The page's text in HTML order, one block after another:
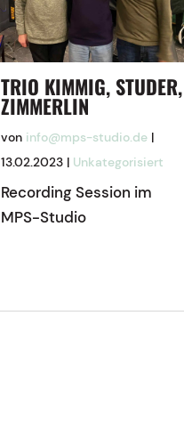
TRIO KIMMIG, STUDER,
ZIMMERLIN
von info@mps-studio.de |
13.02.2023 | Unkategorisiert
Recording Session im
MPS-Studio